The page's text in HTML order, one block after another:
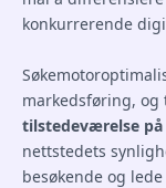
konkurrerende
markedsføring,
tilstedeværelse
nettstedets
besøkende og